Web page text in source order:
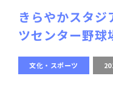
きらやかスタジ
ツセンター野球
文化・スポーツ